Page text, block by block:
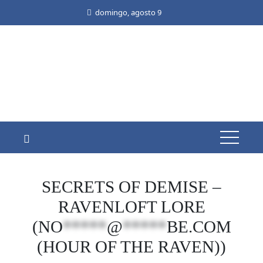
domingo, agosto 9
SECRETS OF DEMISE –
RAVENLOFT LORE
(NO*****@*****BE.COM
(HOUR OF THE RAVEN))